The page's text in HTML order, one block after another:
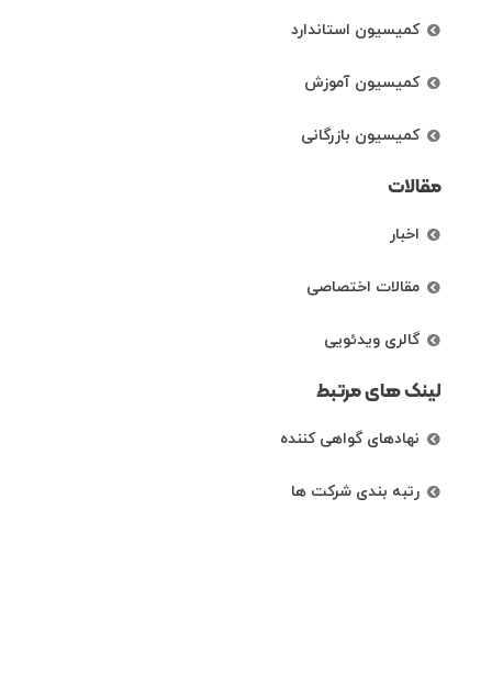
کمیسیون استاندارد
کمیسیون آموزش
کمیسیون بازرگانی
مقالات
اخبار
مقالات اختصاصی
گالری ویدئویی
لینک های مرتبط
نهادهای گواهی کننده
رتبه بندی شرکت ها